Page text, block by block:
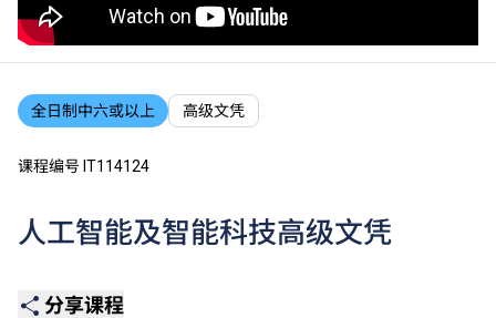
全日制中六或以上 高级文凭
课程编号 IT114124
人工智能及智能科技高级文凭
分享课程